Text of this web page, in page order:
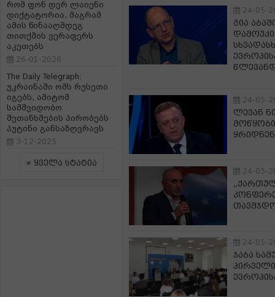
რომ ფონ დერ ლაიენი
დიქტატორია, მაგრამ
ამის წინააღმდეგ
თითქმის ვერაფერს
აკეთებს
26-01-2026
The Daily Telegraph:
უკრაინაში ომს რუსეთი
იგებს, ამიტომ
სამშვიდობო
შეთანხმების პირობებს
პუტინი განსაზღვრავს
3-12-2025
ყველა სტატია
24-05-
გია
24-05-
ლევან
24-05-
24-05-
ჯაბა